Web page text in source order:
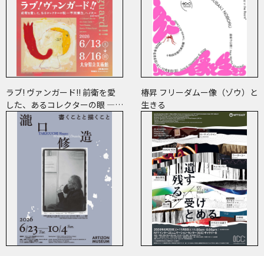
ラブ! ヴァンガード!! 前衛を愛
した、あるコレクターの眼 ―草
間彌生、ヘイター and more
椿昇 フリーダムー像（ゾウ）と
生きる